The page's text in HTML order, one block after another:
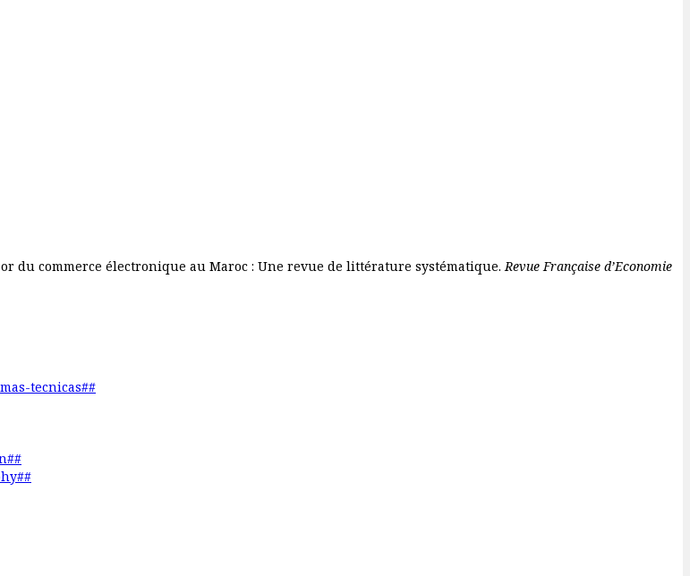
du commerce électronique au Maroc : Une revue de littérature systématique.Revue Française d’Economie
tecnicas##